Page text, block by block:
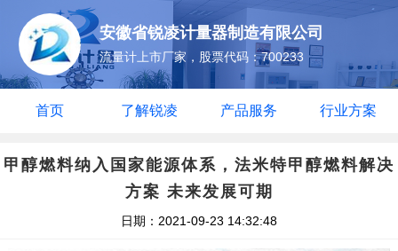
安徽省锐凌计量器制造有限公司
流量计上市厂家，股票代码：700233
首页 了解锐凌 产品服务 行业方案
甲醇燃料纳入国家能源体系，法米特甲醇燃料解决
方案 未来发展可期
日期：2021-09-23 14:32:48